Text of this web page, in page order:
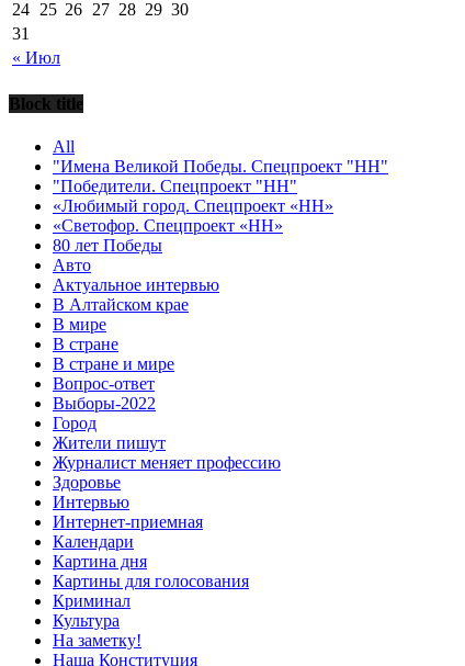
« Июл
24 25 26 27 28 29 30
31
Block title
All
"Имена Великой Победы. Спецпроект "НН"
"Победители. Спецпроект "НН"
«Любимый город. Спецпроект «НН»
«Светофор. Спецпроект «НН»
80 лет Победы
Авто
Актуальное интервью
В Алтайском крае
В мире
В стране
В стране и мире
Вопрос-ответ
Выборы-2022
Город
Жители пишут
Журналист меняет профессию
Здоровье
Интервью
Интернет-приемная
Календари
Картина дня
Картины для голосования
Криминал
Культура
На заметку!
Наша Конституция